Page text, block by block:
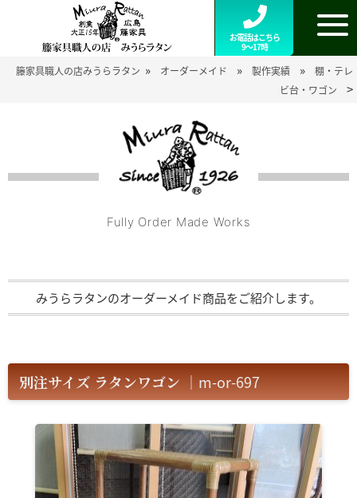
お電話はこちら
9～17時
籐家具職人の店みうらラタン » オーダーメイド » 製作実績 »
棚・テレ
ビ台・ワゴン
>
Fully Order Made Works
みうらラタンのオーダーメイド商品をご紹介します。
別注サイズ ラタンワゴン ｜m-or-697